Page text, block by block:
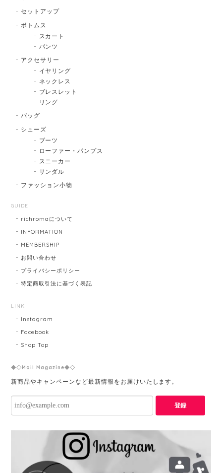
セットアップ
ボトムス
スカート
パンツ
アクセサリー
イヤリング
ネックレス
ブレスレット
リング
バッグ
シューズ
ブーツ
ローファー・パンプス
スニーカー
サンダル
ファッション小物
GUIDE
richromaについて
INFORMATION
MEMBERSHIP
お問い合わせ
プライバシーポリシー
特定商取引法に基づく表記
LINK
Instagram
Facebook
Shop Top
◆◇Mail Magazine◆◇
新商品やキャンペーンなど最新情報をお届けいたします。
登録